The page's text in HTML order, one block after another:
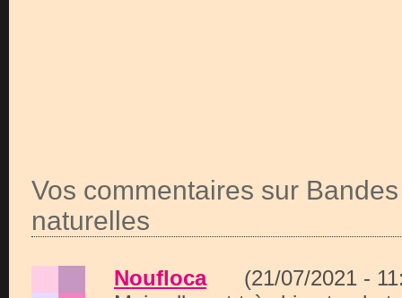
Vos commentaires sur
naturelles
Noufloca(21/07/2021 -